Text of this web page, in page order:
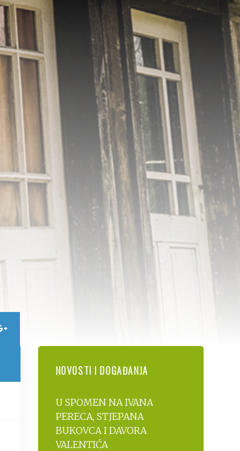
NOVOSTI I DOGAĐANJA
U SPOMEN NA IVANA
PERECA, STJEPANA
BUKOVCA I DAVORA
VALENTIĆA